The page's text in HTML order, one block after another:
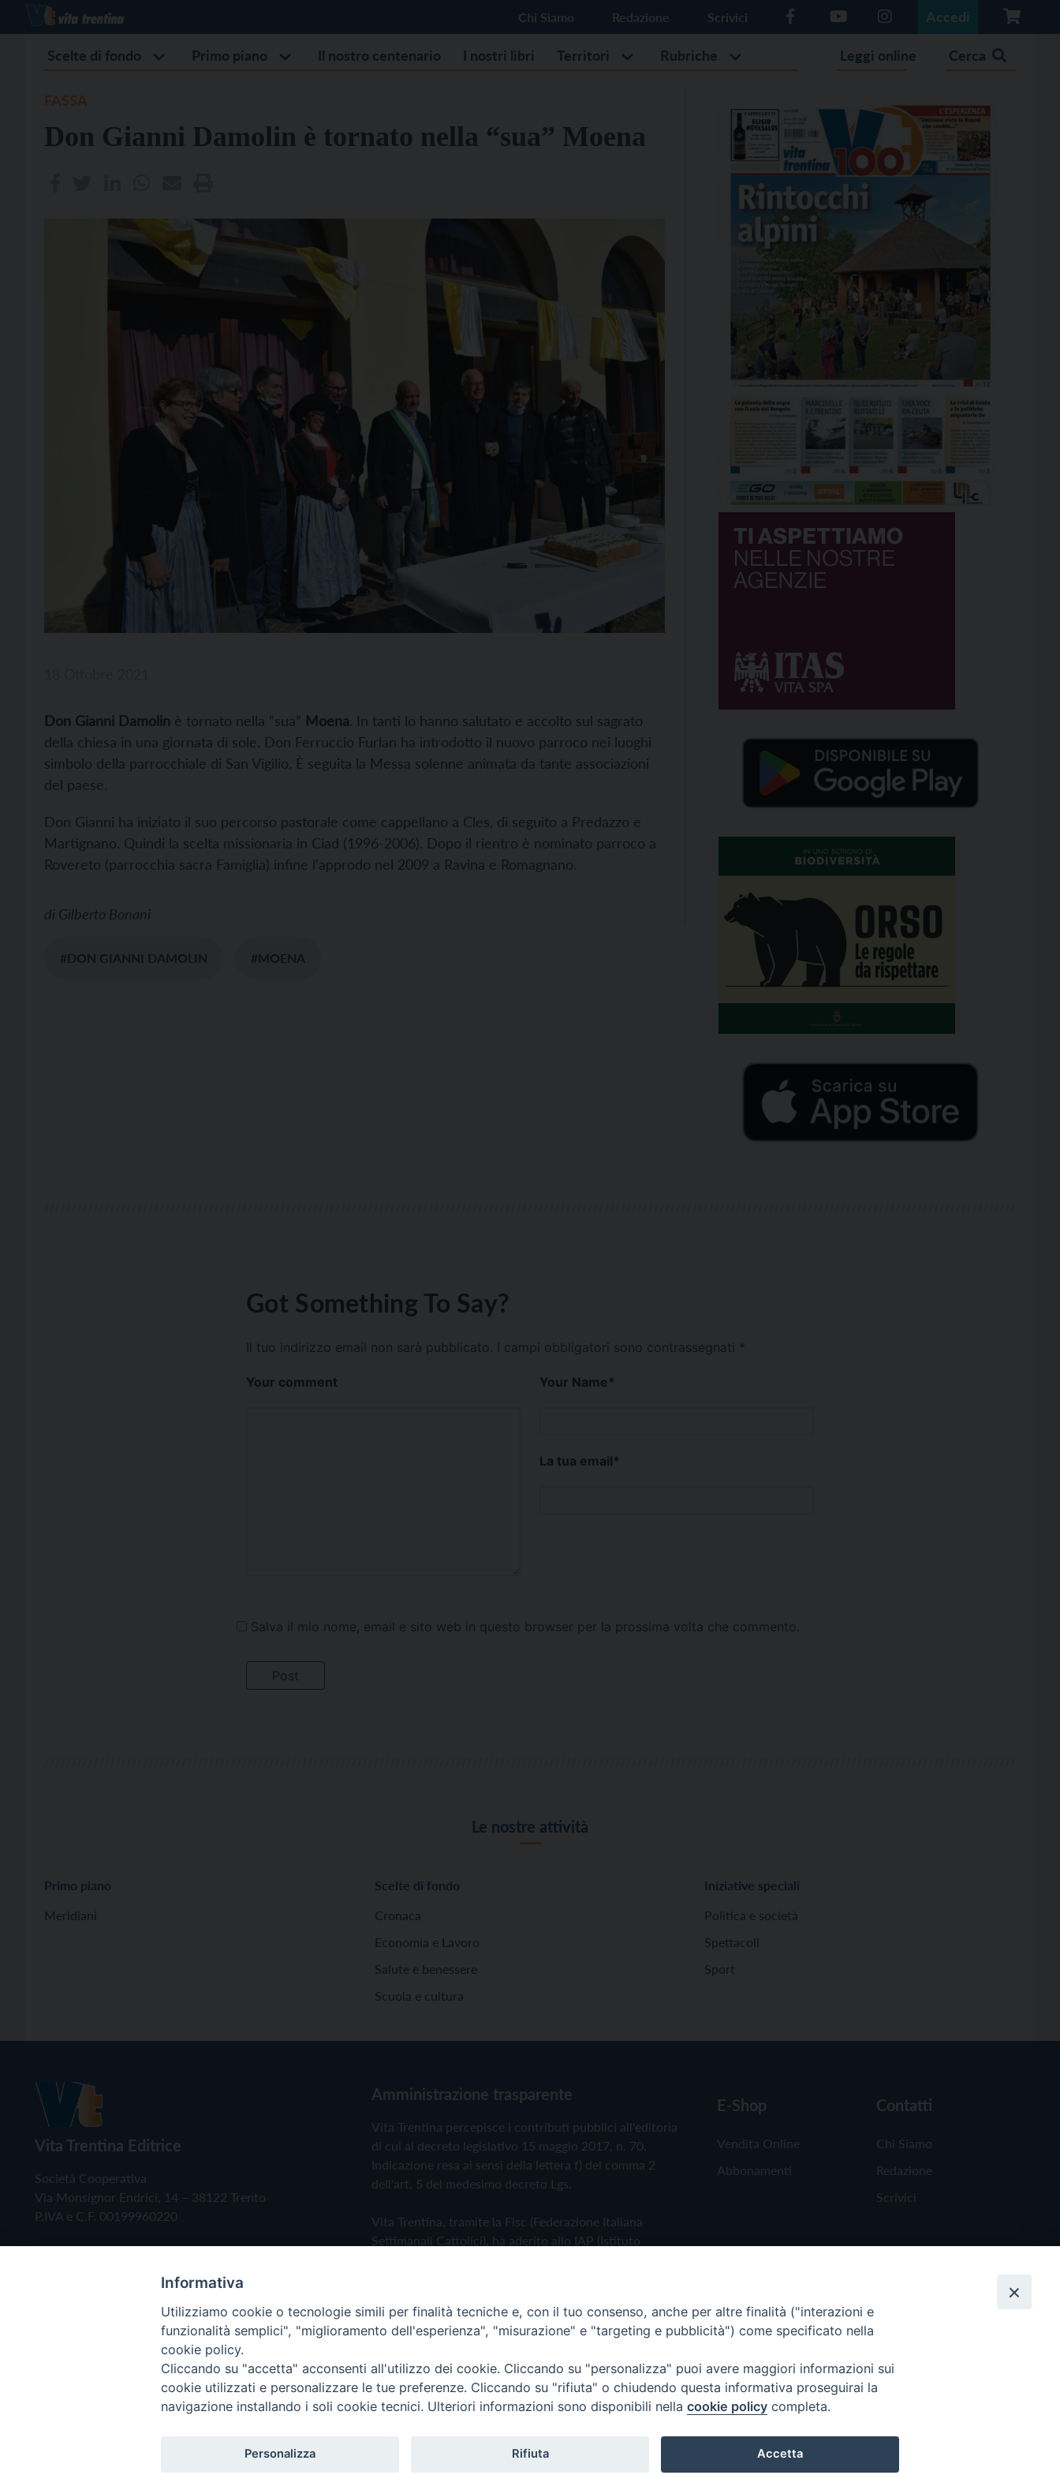
Chi Siamo Redazione Scrivici Accedi
Scelte di fondo Primo piano Il nostro centenario I nostri libri Territori Rubriche Leggi online Cerca
Don Gianni Damolin è tornato nella “sua” Moena
Don Gianni Damolin è tornato nella “sua” Moena. In tanti lo hanno salutato e accolto sul sagrato
della chiesa in una giornata di sole. Don Ferruccio Furlan ha introdotto il nuovo parroco nei luoghi
simbolo della parrocchiale di San Vigilio. È seguita la Messa solenne animata da tante associazioni
del paese.
Don Gianni ha iniziato il suo percorso pastorale come cappellano a Cles, di seguito a Predazzo e
Martignano. Quindi la scelta missionaria in Ciad (1996-2006). Dopo il rientro è nominato parroco a
Rovereto (parrocchia sacra Famiglia) infine l’approdo nel 2009 a Ravina e Romagnano.
di Gilberto Bonani
#DON GIANNI DAMOLIN #MOENA
Got Something To Say?
Il tuo indirizzo email non sarà pubblicato. I campi obbligatori sono contrassegnati *
Your comment Your Name*
La tua email*
Salva il mio nome, email e sito web in questo browser per la prossima volta che commento.
Le nostre attività
Primo piano
Meridiani
Scelte di fondo
Cronaca
Economia e Lavoro
Salute e benessere
Scuola e cultura
Iniziative speciali
Politica e società
Spettacoli
Sport
Vita Trentina Editrice
Società Cooperativa
Via Monsignor Endrici, 14 – 38122 Trento
P.IVA e C.F. 00199960220
Amministrazione trasparente
Vita Trentina percepisce i contributi pubblici all'editoria
di cui al decreto legislativo 15 maggio 2017, n. 70.
Indicazione resa ai sensi della lettera f) del comma 2
dell'art. 5 del medesimo decreto Lgs.
Vita Trentina, tramite la Fisc (Federazione Italiana
Settimanali Cattolici), ha aderito allo IAP (Istituto
Privacy Policy Cookie Policy
E-Shop
Vendita Online
Abbonamenti
Contatti
Chi Siamo
Redazione
Scrivici
Copyright © 2019 - Tutti i diritti riservati - Vita Trentina Editrice
Informativa
Utilizziamo cookie o tecnologie simili per finalità tecniche e, con il tuo consenso, anche per altre finalità ("interazioni e
funzionalità semplici", "miglioramento dell'esperienza", "misurazione" e "targeting e pubblicità") come specificato nella
cookie policy.
Cliccando su "accetta" acconsenti all'utilizzo dei cookie. Cliccando su "personalizza" puoi avere maggiori informazioni sui
cookie utilizzati e personalizzare le tue preferenze. Cliccando su "rifiuta" o chiudendo questa informativa proseguirai la
navigazione installando i soli cookie tecnici. Ulteriori informazioni sono disponibili nella cookie policy completa.
Personalizza Rifiuta Accetta